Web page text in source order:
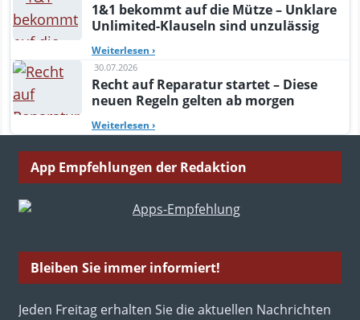
1&1 bekommt auf die Mütze – Unklare
Unlimited-Klauseln sind unzulässig
Weiterlesen ›
30.07.2026
Recht auf Reparatur startet – Diese
neuen Regeln gelten ab morgen
Weiterlesen ›
App Empfehlungen der Redaktion
Bleiben Sie immer informiert!
Jeden Freitag erhalten Sie die aktuellen Nachrichten